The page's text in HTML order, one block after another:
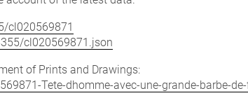
cl020569871
cl020569871.json
of Prints and Drawings:
Tete-dhomme-avec-une-grande-barbe-